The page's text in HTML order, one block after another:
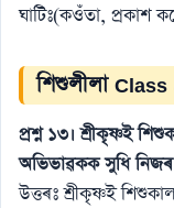
ঘাটিঃ(কওঁতা, প্রকাশ
শিশুলীলা
প্রশ্ন ১৩। শ্রীকৃষ্ণই
অভিভাৱকক সুধি নিজৰ
উত্তৰঃ শ্রীকৃষ্ণই